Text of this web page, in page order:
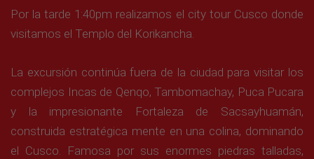
Por la tarde 1:40pm realizamos el city tour Cusco donde
visitamos el Templo del Korikancha.
La excursión continúa fuera de la ciudad para visitar los
complejos Incas de Qenqo, Tambomachay, Puca Pucara
y la impresionante Fortaleza de Sacsayhuamán,
construida estratégica mente en una colina, dominando
el Cusco. Famosa por sus enormes piedras talladas,